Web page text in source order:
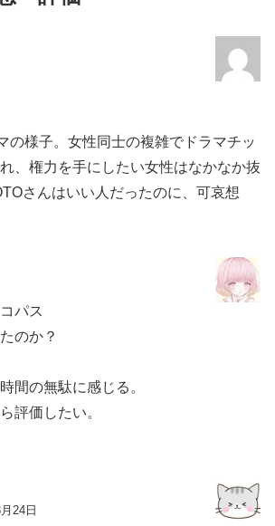
の様子。女性同士の複雑でドラマチッ
、権力を手にしたい女性はなかなか抜
さんはいい人だったのに、可哀想
パス
のか？
間の無駄に感じる。
評価したい。
24日